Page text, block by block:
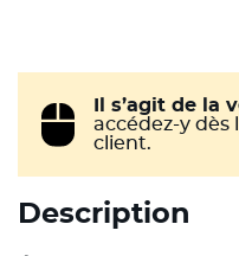
Il s’agit de la
accédez-y dès
client.
Description